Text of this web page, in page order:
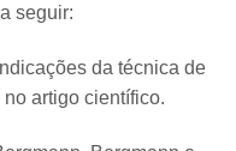
seguir:
da técnica de
artigo científico.